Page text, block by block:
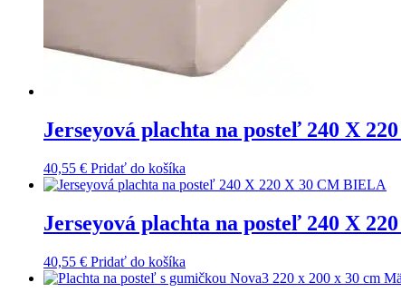
Jerseyová plachta na posteľ 240 X
40,55 € Pridať do košíka
Jerseyová plachta na posteľ 240 X
40,55 € Pridať do košíka